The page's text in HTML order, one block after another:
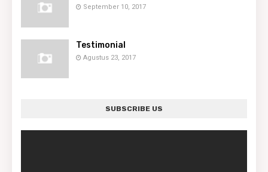
September 10, 2017
Testimonial
Agustus 23, 2017
SUBSCRIBE US